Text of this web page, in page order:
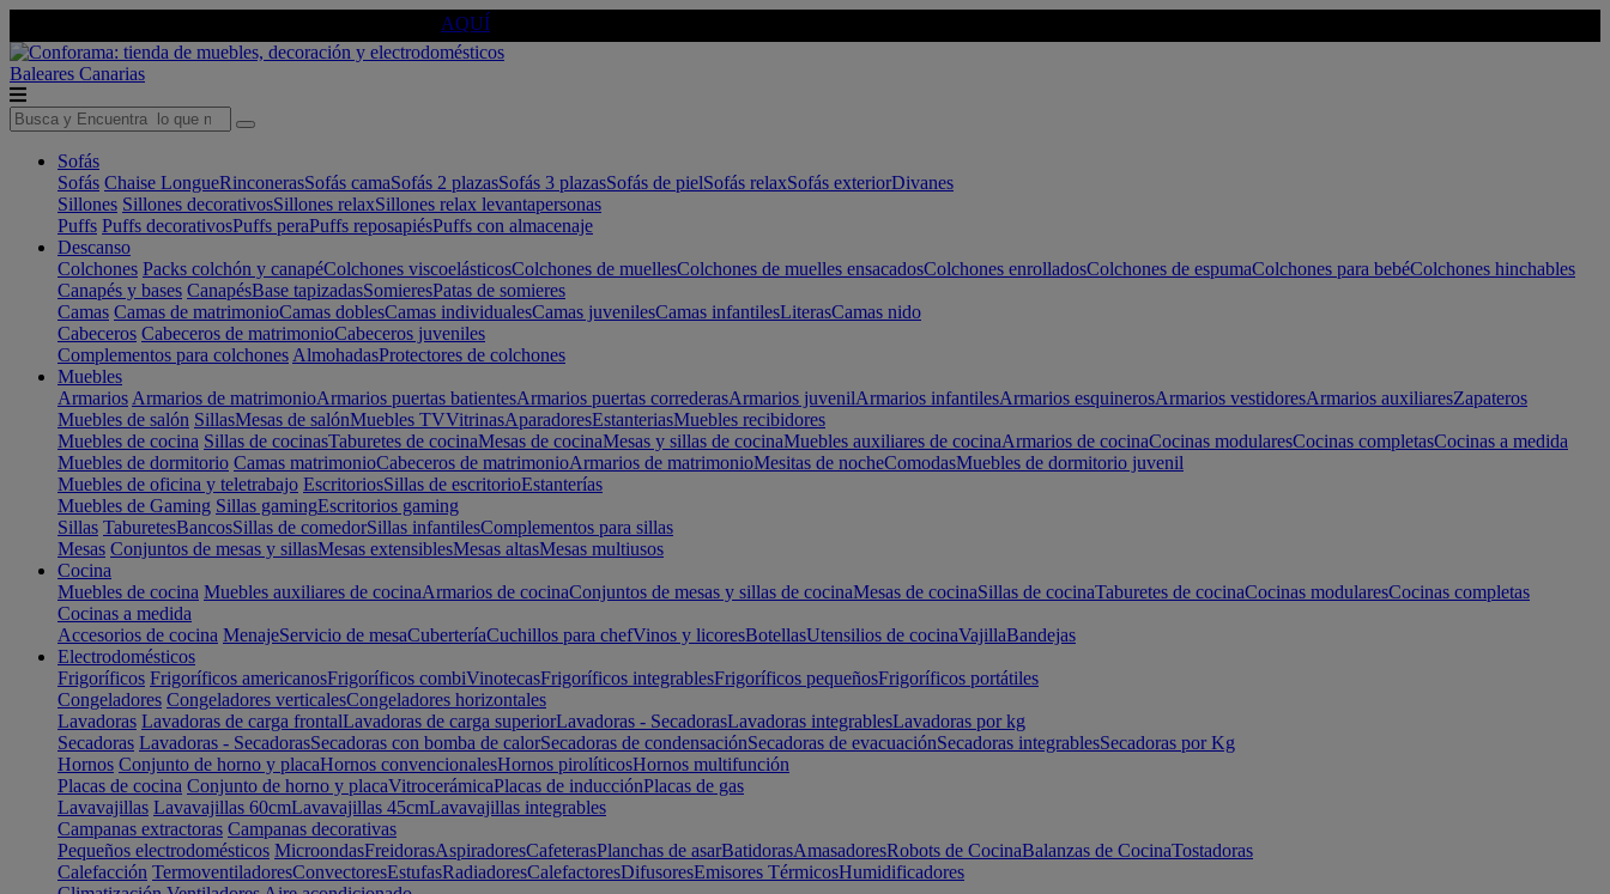
AQUÍ
Baleares Canarias
Sofás
Sofás Chaise LongueRinconerasSofás camaSofás 2 plazasSofás 3 plazasSofás de pielSofás relaxSofás exteriorDivanes
Sillones Sillones decorativosSillones relaxSillones relax levantapersonas
Puffs Puffs decorativosPuffs peraPuffs reposapiésPuffs con almacenaje
Descanso
Colchones Packs colchón y canapéColchones viscoelásticosColchones de muellesColchones de muelles ensacadosColchones enrolladosColchones de espumaColchones para bebéColchones hinchables
Canapés y bases CanapésBase tapizadasSomieresPatas de somieres
Camas Camas de matrimonioCamas doblesCamas individualesCamas juvenilesCamas infantilesLiterasCamas nido
Cabeceros Cabeceros de matrimonioCabeceros juveniles
Complementos para colchones AlmohadasProtectores de colchones
Muebles
Armarios Armarios de matrimonioArmarios puertas batientesArmarios puertas correderasArmarios juvenilArmarios infantilesArmarios esquinerosArmarios vestidoresArmarios auxiliaresZapateros
Muebles de salón SillasMesas de salónMuebles TVVitrinasAparadoresEstanteriasMuebles recibidores
Muebles de cocina Sillas de cocinasTaburetes de cocinaMesas de cocinaMesas y sillas de cocinaMuebles auxiliares de cocinaArmarios de cocinaCocinas modularesCocinas completasCocinas a medida
Muebles de dormitorio Camas matrimonioCabeceros de matrimonioArmarios de matrimonioMesitas de nocheComodasMuebles de dormitorio juvenil
Muebles de oficina y teletrabajo EscritoriosSillas de escritorioEstanterías
Muebles de Gaming Sillas gamingEscritorios gaming
Sillas TaburetesBancosSillas de comedorSillas infantilesComplementos para sillas
Mesas Conjuntos de mesas y sillasMesas extensiblesMesas altasMesas multiusos
Cocina
Muebles de cocina Muebles auxiliares de cocinaArmarios de cocinaConjuntos de mesas y sillas de cocinaMesas de cocinaSillas de cocinaTaburetes de cocinaCocinas modularesCocinas completas
Cocinas a medida
Accesorios de cocina MenajeServicio de mesaCuberteríaCuchillos para chefVinos y licoresBotellasUtensilios de cocinaVajillaBandejas
Electrodomésticos
Frigoríficos Frigoríficos americanosFrigoríficos combiVinotecasFrigoríficos integrablesFrigoríficos pequeñosFrigoríficos portátiles
Congeladores Congeladores verticalesCongeladores horizontales
Lavadoras Lavadoras de carga frontalLavadoras de carga superiorLavadoras - SecadorasLavadoras integrablesLavadoras por kg
Secadoras Lavadoras - SecadorasSecadoras con bomba de calorSecadoras de condensaciónSecadoras de evacuaciónSecadoras integrablesSecadoras por Kg
Hornos Conjunto de horno y placaHornos convencionalesHornos pirolíticosHornos multifunción
Placas de cocina Conjunto de horno y placaVitrocerámicaPlacas de inducciónPlacas de gas
Lavavajillas Lavavajillas 60cmLavavajillas 45cmLavavajillas integrables
Campanas extractoras Campanas decorativas
Pequeños electrodomésticos MicroondasFreidorasAspiradoresCafeterasPlanchas de asarBatidorasAmasadoresRobots de CocinaBalanzas de CocinaTostadoras
Calefacción TermoventiladoresConvectoresEstufasRadiadoresCalefactoresDifusoresEmisores TérmicosHumidificadores